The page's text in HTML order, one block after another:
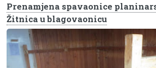
Prenamjena spavaonice
Žitnica u blagovaonicu